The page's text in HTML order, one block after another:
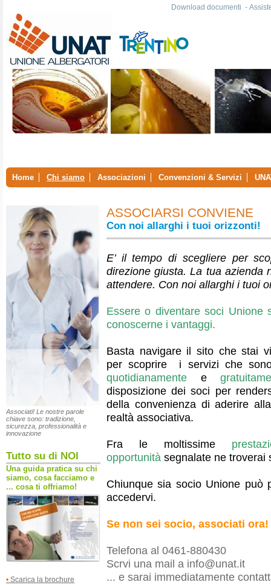
Download documenti -
Home Chi siamo Associazioni Convenzioni & Servizi
Associati! Le nostre parole
chiave sono: tradizione,
sicurezza, professionalità e
innovazione
Tutto su di NOI
Una guida pratica su chi
siamo, cosa facciamo e
... cosa ti offriamo!
• Scarica la brochure
ASSOCIARSI CONVIENE
Con noi allarghi i tuoi orizzonti!
E’ il tempo di scegliere per
direzione giusta. La tua azienda
attendere. Con noi allarghi i tuoi
Essere o diventare soci Unione
conoscerne i vantaggi.
Basta navigare il sito che stai
per scoprire
i servizi che
quotidianamente e
disposizione dei soci per
della convenienza di aderire
realtà associativa.
Fra le moltissime
opportunità segnalate ne troverai
Chiunque sia socio Unione può
accedervi.
Se non sei socio, associati ora!
Telefona al 0461-880430
Scrvi una mail a info@unat.it
... e sarai immediatamente